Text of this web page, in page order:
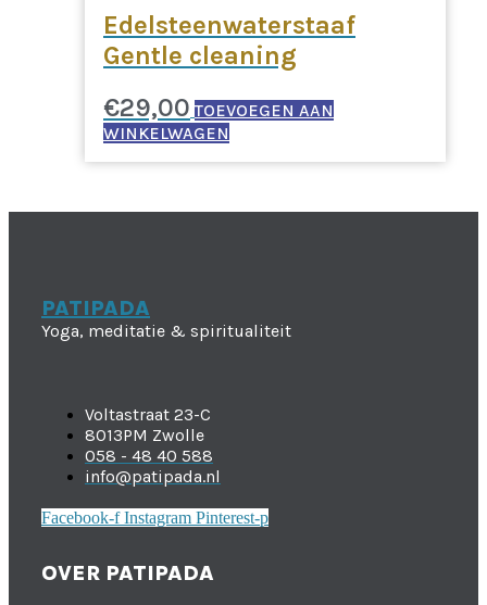
Edelsteenwaterstaaf
Gentle cleaning
€29,00 TOEVOEGEN AAN
WINKELWAGEN
PATIPADA
Yoga, meditatie & spiritualiteit
Voltastraat 23-C
8013PM Zwolle
058 - 48 40 588
info@patipada.nl
Facebook-f Instagram Pinterest-p
OVER PATIPADA